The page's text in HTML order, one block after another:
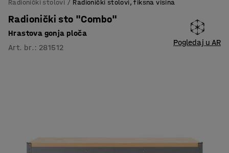
Radionički stolovi Radionički stolovi, fiksna visina
Radionički sto "Combo"
Hrastova gonja ploča
Art. br. : 281512
Pogledaj u AR